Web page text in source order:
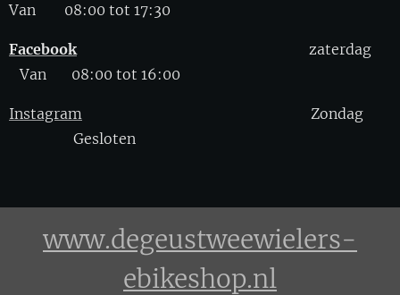
Van 08:00 tot 17:30
Facebookzaterdag
Van 08:00 tot 16:00
Instagram Zondag
Gesloten
www.degeustweewielers-
ebikeshop.nl